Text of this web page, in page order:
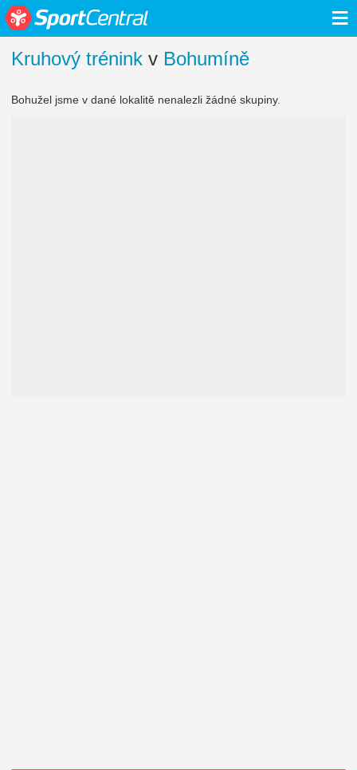
≡
Kruhový trénink v Bohumíně
Bohužel jsme v dané lokalitě nenalezli žádné skupiny.